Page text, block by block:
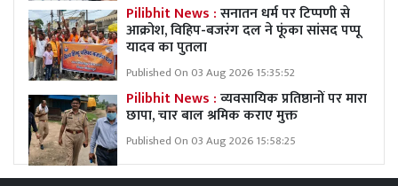
Pilibhit News :सनातन धर्म पर टिप्पणी से
आक्रोश, विहिप-बजरंग दल ने फूंका सांसद पप्पू
यादव का पुतला
Published On 03 Aug 2026 15:35:52
Pilibhit News :व्यवसायिक प्रतिष्ठानों पर मारा
छापा, चार बाल श्रमिक कराए मुक्त
Published On 03 Aug 2026 15:58:25